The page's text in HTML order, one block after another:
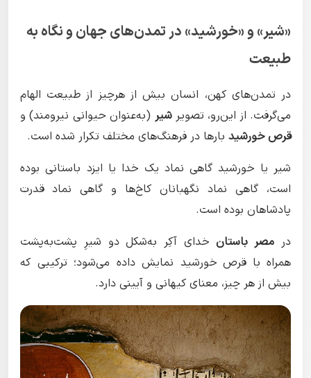
«شیر» و «خورشید» در تمدن‌های جهان و نگاه به
طبیعت
در تمدن‌های کهن، انسان بیش از هرچیز از طبیعت الهام
می‌گرفت. از این‌رو، تصویرشیر (به‌عنوان حیوانی نیرومند) و
قرص خورشید بارها در فرهنگ‌های مختلف تکرار شده است.
شیر یا خورشید گاهی نماد یک خدا یا ایزد باستانی بوده
است، گاهی نماد نگهبانان کاخ‌ها و گاهی نماد قدرت
پادشاهان بوده است.
در مصر باستان خدای آکِر به‌شکل دو شیرِ پشت‌به‌پشت
همراه با قرص خورشید نمایش داده می‌شود؛ ترکیبی که
بیش از هر چیز، معنای کیهانی و آیینی دارد.